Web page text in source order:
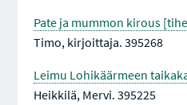
Pate ja mummon kirous
Timo, kirjoittaja. 395268
Leimu Lohikäärmeen
Heikkilä, Mervi. 395225